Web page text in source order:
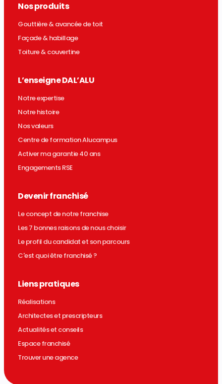
Nos produits
Gouttière & avancée de toit
Façade & habillage
Toiture & couvertine
L’enseigne DAL’ALU
Notre expertise
Notre histoire
Nos valeurs
Centre de formation Alucampus
Activer ma garantie 40 ans
Engagements RSE
Devenir franchisé
Le concept de notre franchise
Les 7 bonnes raisons de nous choisir
Le profil du candidat et son parcours
C'est quoi être franchisé ?
Liens pratiques
Réalisations
Architectes et prescripteurs
Actualités et conseils
Espace franchisé
Trouver une agence